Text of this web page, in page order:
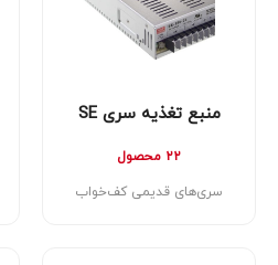
منبع تغذیه سری SE
۲۲ محصول
سری‌های قدیمی کف‌خواب